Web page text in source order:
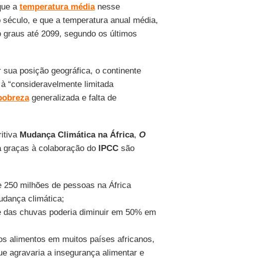
a temperatura médianesse
e que a temperatura anual média,
até 2099, segundo os últimos
posição geográfica, o continente
“consideravelmente limitada
generalizada e falta de
Mudança Climática na África, O
graças à colaboração do IPCCsão
milhões de pessoas na África
climática;
chuvas poderia diminuir em 50% em
alimentos em muitos países africanos,
agravaria a insegurança alimentar e